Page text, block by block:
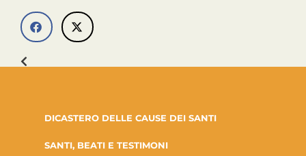
DICASTERO DELLE CAUSE DEI SANTI
SANTI, BEATI E TESTIMONI